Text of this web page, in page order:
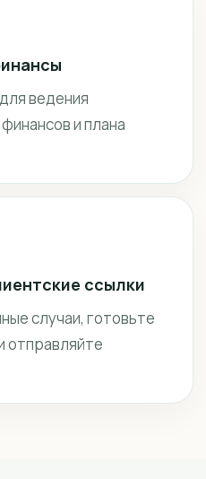
ведения
и плана
ссылки
случаи, готовьте
отправляйте